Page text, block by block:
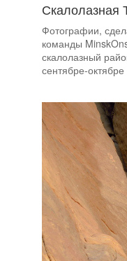
Скалолазная
Фотографии,
команды
скалолазный
сентябре-